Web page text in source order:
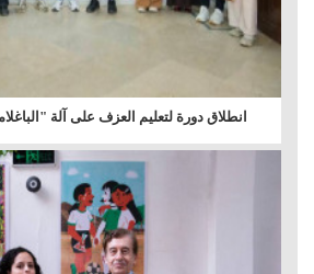
انطلاق دورة لتعليم العزف على آلة